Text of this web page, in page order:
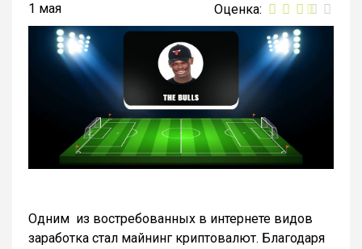
1 мая
Одним из востребованных в интернете видов
заработка стал майнинг криптовалют. Благодаря